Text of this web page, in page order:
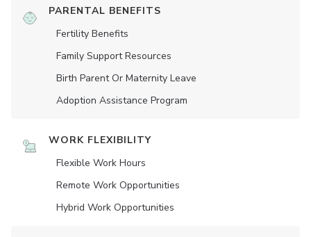
PARENTAL BENEFITS
Fertility Benefits
Family Support Resources
Birth Parent Or Maternity Leave
Adoption Assistance Program
WORK FLEXIBILITY
Flexible Work Hours
Remote Work Opportunities
Hybrid Work Opportunities